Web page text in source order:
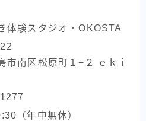
体験スタジオ・OKOSTA
市南区松原町１−２ ｅｋｉ
（年中無休）